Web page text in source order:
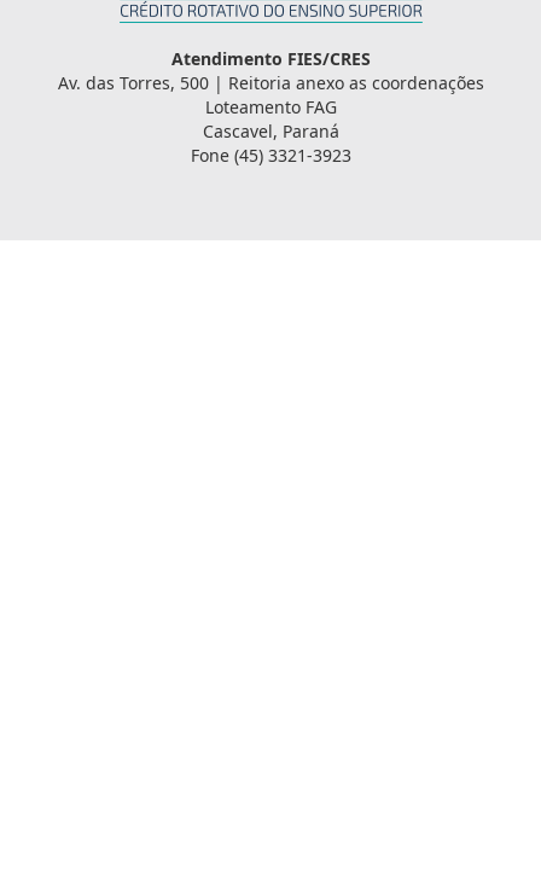
Atendimento FIES/CRES
Av. das Torres, 500 | Reitoria anexo as coordenações
Loteamento FAG
Cascavel, Paraná
Fone (45) 3321-3923